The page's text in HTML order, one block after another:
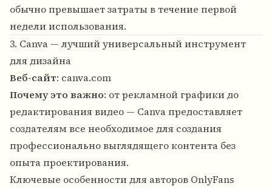
обычно превышает затраты в течение первой
недели использования.
3. Canva — лучший универсальный инструмент
для дизайна
Веб-сайт: canva.com
Почему это важно: от рекламной графики до
редактирования видео — Canva предоставляет
создателям все необходимое для создания
профессионально выглядящего контента без
опыта проектирования.
Ключевые особенности для авторов OnlyFans